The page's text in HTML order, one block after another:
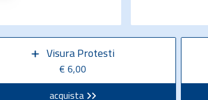
Visura Protesti
€ 6,00
acquista